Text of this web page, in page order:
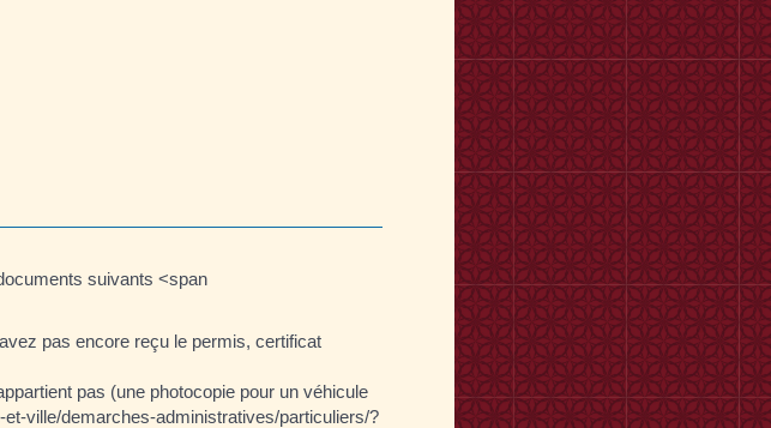
suivants <span
pas encore reçu le permis, certificat
pas (une photocopie pour un véhicule
ville/demarches-administratives/particuliers/?